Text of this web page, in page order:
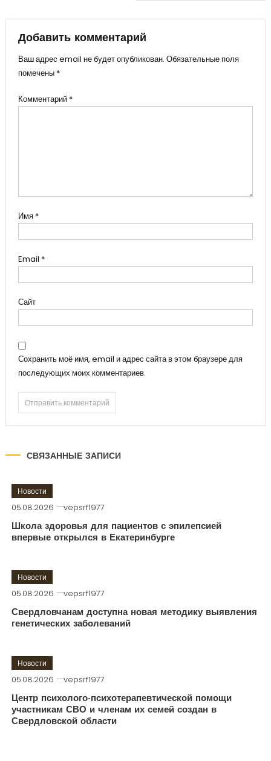
записям
Добавить комментарий
Ваш адрес email не будет опубликован. Обязательные поля
помечены *
Комментарий *
Имя *
Email *
Сайт
Сохранить моё имя, email и адрес сайта в этом браузере для
последующих моих комментариев.
СВЯЗАННЫЕ ЗАПИСИ
Новости
05.08.2026 vepsrf1977
Школа здоровья для пациентов с эпилепсией
впервые открылся в Екатеринбурге
Новости
05.08.2026 vepsrf1977
Свердловчанам доступна новая методику выявления
генетических заболеваний
Новости
05.08.2026 vepsrf1977
Центр психолого-психотерапевтической помощи
участникам СВО и членам их семей создан в
Свердловской области